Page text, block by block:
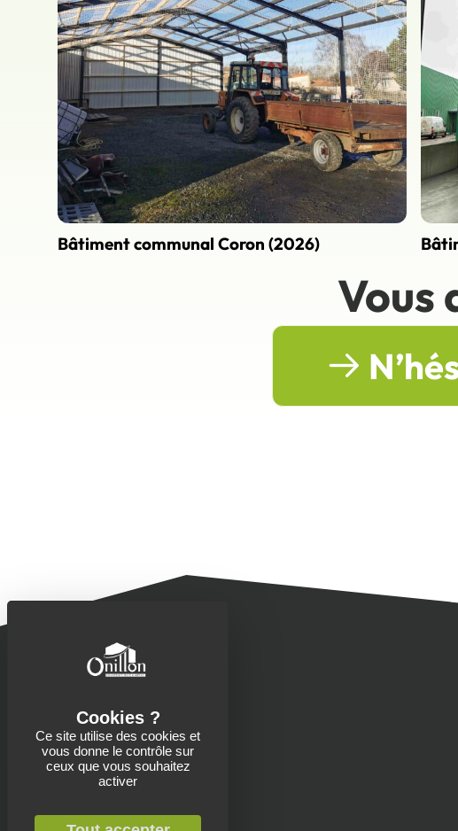
Bâtiment communal Coron (2026)
Vous
Contacts
Saint-Aubin-de-Baubigné
Ce site utilise des cookies et
vous donne le contrôle sur
ceux que vous souhaitez
activer